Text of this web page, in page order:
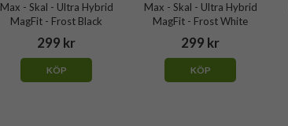
Max - Skal - Ultra Hybrid
MagFit - Frost Black
299 kr
KÖP
Max - Skal - Ultra Hybrid
MagFit - Frost White
299 kr
KÖP